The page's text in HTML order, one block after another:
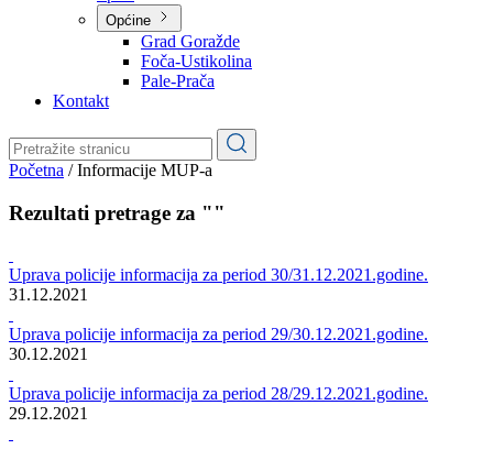
Turizam
Obrazovanje
Općine
Pale-Prača
Kontakt
Informacije MUP-a
Rezultati pretrage za ""